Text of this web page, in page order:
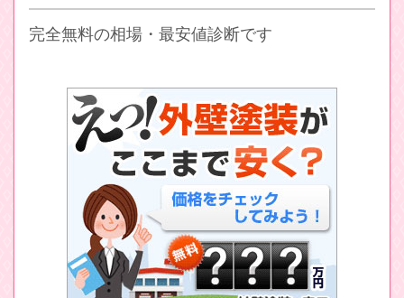
完全無料の相場・最安値診断です